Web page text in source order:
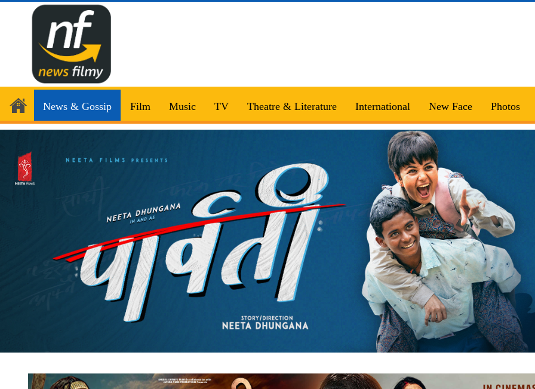
News & Gossip Film Music TV Theatre & Literature International New Face Photos